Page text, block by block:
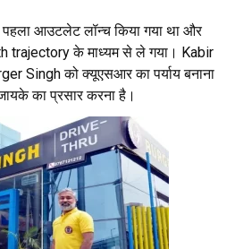
आउटलेट लॉन्च किया गया था और
trajectory के माध्यम से ले गया। Kabir
Singh को क्यूएसआर का पर्याय बनाना
का प्रसार करना है।